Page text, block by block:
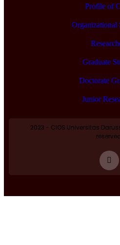
Profile of
Organizational
Graduate
Doctorate
Junior
2023 - CIOS Universitas